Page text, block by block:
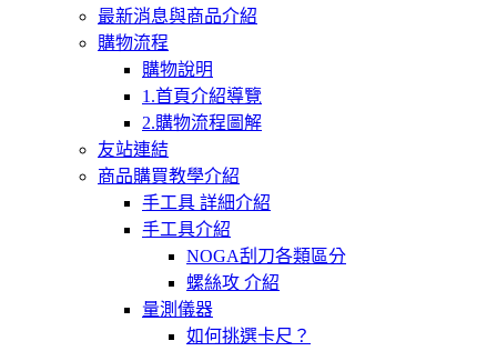
最新消息與商品介紹
購物流程
購物說明
1.首頁介紹導覽
2.購物流程圖解
友站連結
商品購買教學介紹
手工具 詳細介紹
手工具介紹
NOGA刮刀各類區分
螺絲攻 介紹
量測儀器
如何挑選卡尺？